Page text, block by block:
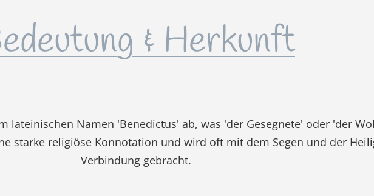
& Herkunft
lateinischen Namen 'Benedictus' ab, was 'der Gesegnete' oder 'der
starke religiöse Konnotation und wird oft mit dem Segen und der
Verbindung gebracht.